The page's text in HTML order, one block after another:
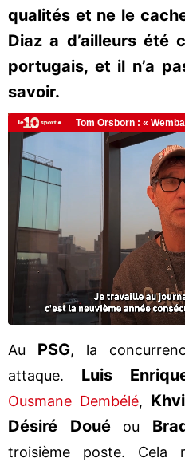
qualités et ne le
Diaz a d’ailleurs été
portugais, et il n’a
savoir.
Au PSG, la
attaque. Luis
Ousmane Dembélé,
Désiré Douéou
troisième poste. Cela